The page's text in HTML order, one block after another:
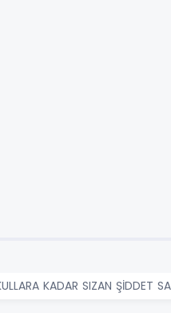
KADAR SIZAN ŞİDDET